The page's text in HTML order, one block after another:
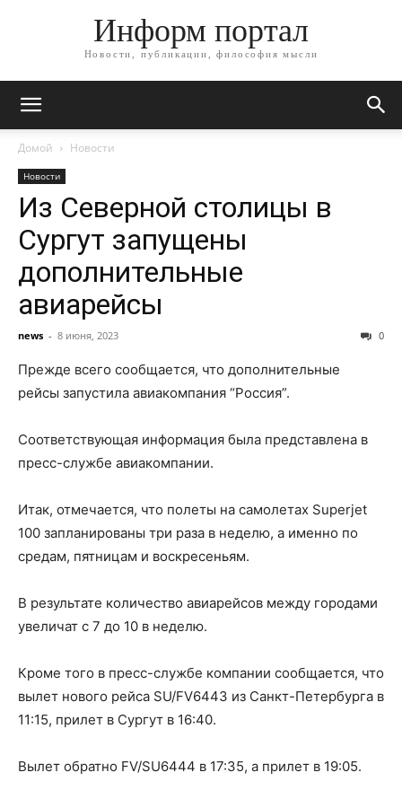
Информ портал
Новости, публикации, философия мысли
Домой Новости
Новости
Из Северной столицы в
Сургут запущены
дополнительные
авиарейсы
news - 8 июня, 2023 0
Прежде всего сообщается, что дополнительные
рейсы запустила авиакомпания “Россия”.
Соответствующая информация была представлена в
пресс-службе авиакомпании.
Итак, отмечается, что полеты на самолетах Superjet
100 запланированы три раза в неделю, а именно по
средам, пятницам и воскресеньям.
В результате количество авиарейсов между городами
увеличат с 7 до 10 в неделю.
Кроме того в пресс-службе компании сообщается, что
вылет нового рейса SU/FV6443 из Санкт-Петербурга в
11:15, прилет в Сургут в 16:40.
Вылет обратно FV/SU6444 в 17:35, а прилет в 19:05.